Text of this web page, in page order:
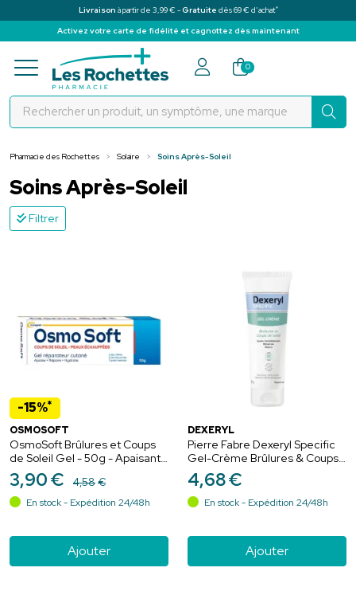
Livraison à partir de 3,99 € -Gratuite dès 69 € d’achat*
Activez votre carte de fidélité et cagnottez dès maintenant
Pharmacie des Rochettes Votre
0
Pharmacie des Rochettes Solaire Soins Après-Soleil
Soins Après-Soleil
Filtrer
-15%*
OSMOSOFT
OsmoSoft Brûlures et Coups
de Soleil Gel - 50g - Apaisant,
hydratant et réparateur après-
soleil
3,90€ 4,58€
En stock - Expédition 24/48h
Ajouter
DEXERYL
Pierre Fabre Dexeryl Specific
Gel-Crème Brûlures & Coups
de Soleil Apaisement
Réparateur - 50g
4,68€
En stock - Expédition 24/48h
Ajouter